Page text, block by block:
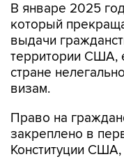
В январе 2025
который
выдачи
территории США,
стране
визам.
Право на
закреплено в
Конституции США,